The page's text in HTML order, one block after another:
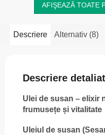
AFIŞEAZĂ TOATE
Descriere Alternativ (8)
Descriere
Ulei de susan – elixir
frumusețe și vitalitate
Uleiul de susan